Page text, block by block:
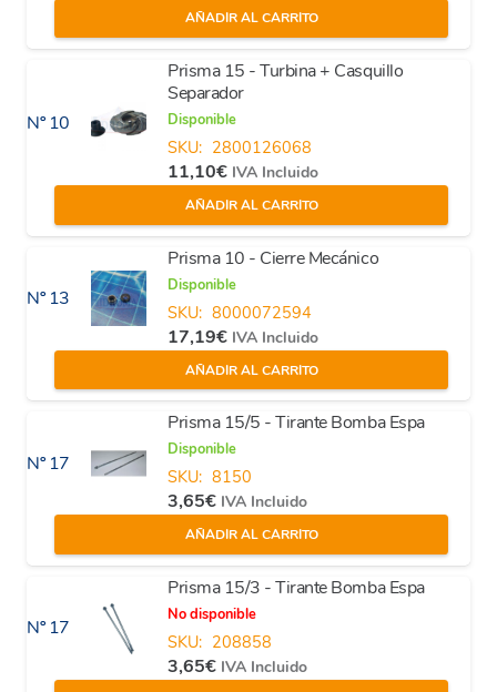
AÑADIR AL CARRITO
Nº 10
Prisma 15 - Turbina + Casquillo
Separador
Disponible
SKU: 2800126068
11,10€ IVA Incluido
AÑADIR AL CARRITO
Nº 13
Prisma 10 - Cierre Mecánico
Disponible
SKU: 8000072594
17,19€ IVA Incluido
AÑADIR AL CARRITO
Nº 17
Prisma 15/5 - Tirante Bomba Espa
Disponible
SKU: 8150
3,65€ IVA Incluido
AÑADIR AL CARRITO
Nº 17
Prisma 15/3 - Tirante Bomba Espa
No disponible
SKU: 208858
3,65€ IVA Incluido